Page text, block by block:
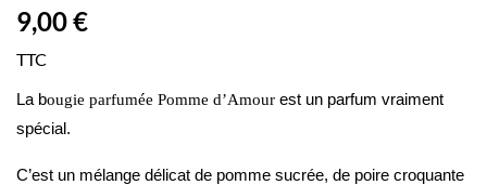
9,00 €
TTC
La bougie parfumée Pomme d’Amour est un parfum vraiment
spécial.
C’est un mélange délicat de pomme sucrée, de poire croquante